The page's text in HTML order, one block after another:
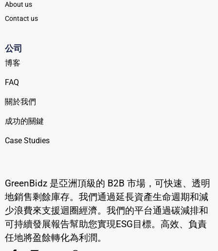
GreenBidz 是亞洲頂級的 B2B 市場，可快速、透明
地銷售剩餘庫存。我們通過延長資產生命週期和減
少浪費來支援迴圈經濟。我們的平台通過碳減排和
可持續發展報告幫助您實現ESG目標。高效、負責
任地將盈餘轉化為利潤。
About us
Contact us
公司
博客
FAQ
關於我們
成功的關鍵
Case Studies